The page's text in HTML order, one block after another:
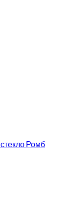
Ромб